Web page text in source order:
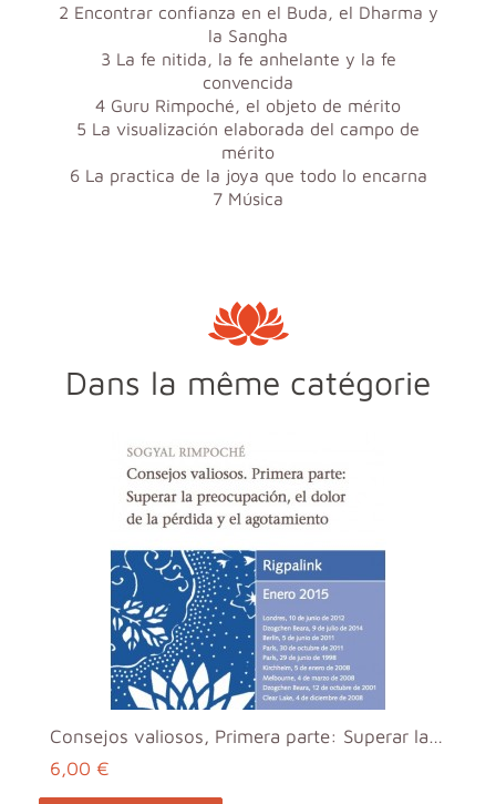
2 Encontrar confianza en el Buda, el Dharma y
la Sangha
3 La fe nitida, la fe anhelante y la fe
convencida
4 Guru Rimpoché, el objeto de mérito
5 La visualización elaborada del campo de
mérito
6 La practica de la joya que todo lo encarna
7 Música
Dans la même catégorie
Consejos valiosos, Primera parte: Superar la preoc...
6,00 €